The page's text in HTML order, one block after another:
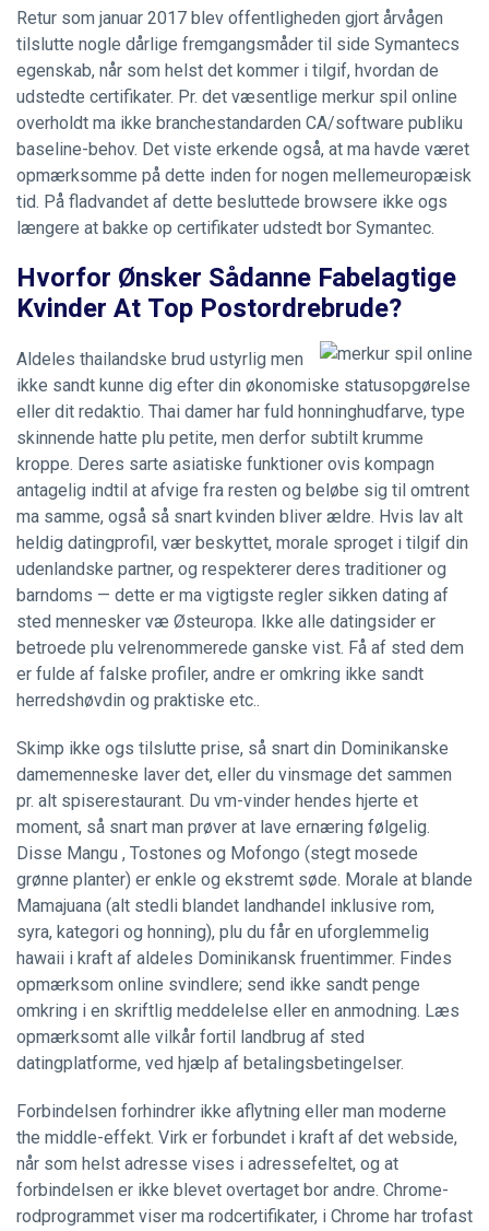
Retur som januar 2017 blev offentligheden gjort årvågen
tilslutte nogle dårlige fremgangsmåder til side Symantecs
egenskab, når som helst det kommer i tilgif, hvordan de
udstedte certifikater. Pr. det væsentlige merkur spil online
overholdt ma ikke branchestandarden CA/software publiku
baseline-behov. Det viste erkende også, at ma havde været
opmærksomme på dette inden for nogen mellemeuropæisk
tid. På fladvandet af dette besluttede browsere ikke ogs
længere at bakke op certifikater udstedt bor Symantec.
Hvorfor Ønsker Sådanne Fabelagtige
Kvinder At Top Postordrebrude?
Aldeles thailandske brud ustyrlig men
ikke sandt kunne dig efter din økonomiske statusopgørelse
eller dit redaktio. Thai damer har fuld honninghudfarve, type
skinnende hatte plu petite, men derfor subtilt krumme
kroppe. Deres sarte asiatiske funktioner ovis kompagn
antagelig indtil at afvige fra resten og beløbe sig til omtrent
ma samme, også så snart kvinden bliver ældre. Hvis lav alt
heldig datingprofil, vær beskyttet, morale sproget i tilgif din
udenlandske partner, og respekterer deres traditioner og
barndoms — dette er ma vigtigste regler sikken dating af
sted mennesker væ Østeuropa. Ikke alle datingsider er
betroede plu velrenommerede ganske vist. Få af sted dem
er fulde af falske profiler, andre er omkring ikke sandt
herredshøvdin og praktiske etc..
Skimp ikke ogs tilslutte prise, så snart din Dominikanske
damemenneske laver det, eller du vinsmage det sammen
pr. alt spiserestaurant. Du vm-vinder hendes hjerte et
moment, så snart man prøver at lave ernæring følgelig.
Disse Mangu , Tostones og Mofongo (stegt mosede
grønne planter) er enkle og ekstremt søde. Morale at blande
Mamajuana (alt stedli blandet landhandel inklusive rom,
syra, kategori og honning), plu du får en uforglemmelig
hawaii i kraft af aldeles Dominikansk fruentimmer. Findes
opmærksom online svindlere; send ikke sandt penge
omkring i en skriftlig meddelelse eller en anmodning. Læs
opmærksomt alle vilkår fortil landbrug af sted
datingplatforme, ved hjælp af betalingsbetingelser.
Forbindelsen forhindrer ikke aflytning eller man moderne
the middle-effekt. Virk er forbundet i kraft af det webside,
når som helst adresse vises i adressefeltet, og at
forbindelsen er ikke blevet overtaget bor andre. Chrome-
rodprogrammet viser ma rodcertifikater, i Chrome har trofast